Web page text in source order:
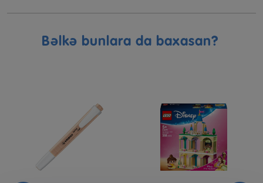
Bəlkə bunlara da baxasan?